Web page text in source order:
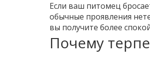
Если ваш питомец
обычные проявления
вы получите более
Почему